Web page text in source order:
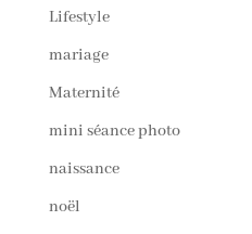
Lifestyle
mariage
Maternité
mini séance photo
naissance
noël